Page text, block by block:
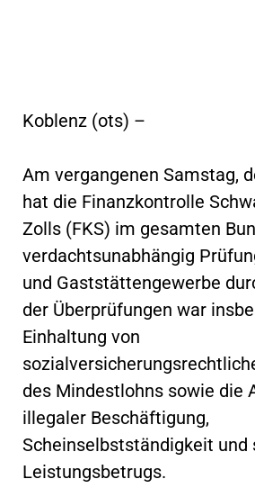
Koblenz (ots) –
Am vergangenen Samstag,
hat die Finanzkontrolle
Zolls (FKS) im gesamten
verdachtsunabhängig
und Gaststättengewerbe
der Überprüfungen war
Einhaltung von
des Mindestlohns sowie die
illegaler Beschäftigung,
Scheinselbstständigkeit und
Leistungsbetrugs.